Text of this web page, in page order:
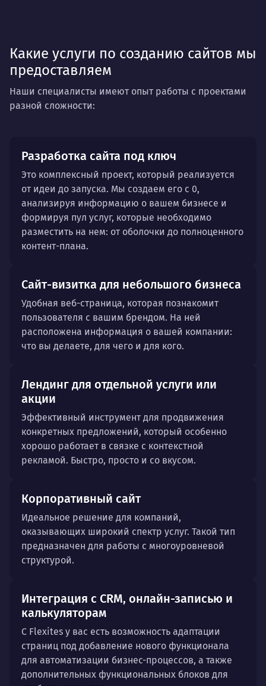
Сельхозтехника
Какие услуги по созданию сайтов мы
предоставляем
Наши специалисты имеют опыт работы с проектами
разной сложности:
Разработка сайта под ключ
Это комплексный проект, который реализуется
от идеи до запуска. Мы создаем его с 0,
анализируя информацию о вашем бизнесе и
формируя пул услуг, которые необходимо
разместить на нем: от оболочки до полноценного
контент-плана.
Сайт-визитка для небольшого бизнеса
Удобная веб-страница, которая познакомит
пользователя с вашим брендом. На ней
расположена информация о вашей компании:
что вы делаете, для чего и для кого.
Лендинг для отдельной услуги или
акции
Эффективный инструмент для продвижения
конкретных предложений, который особенно
хорошо работает в связке с контекстной
рекламой. Быстро, просто и со вкусом.
Корпоративный сайт
Идеальное решение для компаний,
оказывающих широкий спектр услуг. Такой тип
предназначен для работы с многоуровневой
структурой.
Интеграция с CRM, онлайн-записью и
калькуляторам
С Flexites у вас есть возможность адаптации
страниц под добавление нового функционала
для автоматизации бизнес-процессов, а также
дополнительных функциональных блоков для